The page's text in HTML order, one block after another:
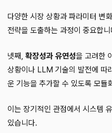
다양한 시장 상황과 파라미터 변
전략을 도출하는 과정이 중요합니
넷째, 확장성과 유연성을 고려한
상황이나 LLM 기술의 발전에 따
운 기능을 추가할 수 있도록 모듈
이는 장기적인 관점에서 시스템
있습니다.